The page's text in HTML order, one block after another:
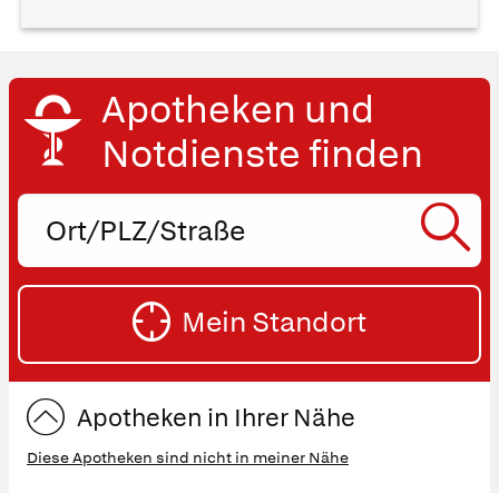
Apotheken und
Notdienste finden
Ort,
oder
Straße
Mein Standort
Apotheken in Ihrer Nähe
Diese Apotheken sind nicht in meiner Nähe